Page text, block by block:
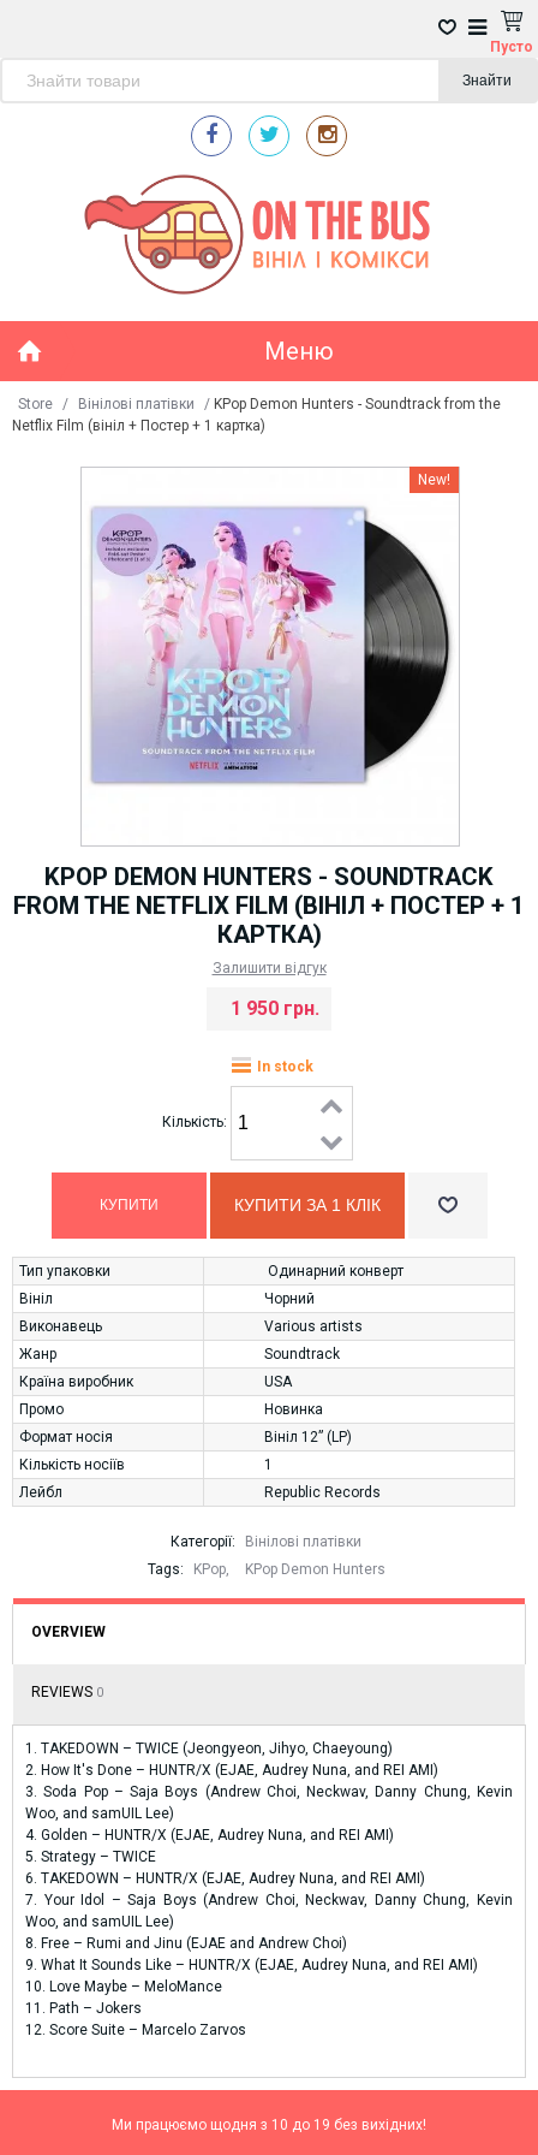
Пусто
Знайти
Меню
Store / Вінілові платівки / KPop Demon Hunters - Soundtrack from the
Netflix Film (вініл + Постер + 1 картка)
New!
KPOP DEMON HUNTERS - SOUNDTRACK
FROM THE NETFLIX FILM (ВІНІЛ + ПОСТЕР + 1
КАРТКА)
Залишити відгук
1 950 грн.
In stock
Кількість:
КУПИТИ ЗА 1 КЛIК
Тип упаковки
Одинарний конверт
Вініл
Чорний
Виконавець
Various artists
Жанр
Soundtrack
Країна виробник
USA
Промо
Новинка
Формат носія
Вініл 12” (LP)
Кількість носіїв
1
Лейбл
Republic Records
Категорії:
Вінілові платівки
Tags:
KPop, KPop Demon Hunters
OVERVIEW
REVIEWS 0
1. TAKEDOWN – TWICE (Jeongyeon, Jihyo, Chaeyoung)
2. How It's Done – HUNTR/X (EJAE, Audrey Nuna, and REI AMI)
3. Soda Pop – Saja Boys (Andrew Choi, Neckwav, Danny Chung, Kevin
Woo, and samUIL Lee)
4. Golden – HUNTR/X (EJAE, Audrey Nuna, and REI AMI)
5. Strategy – TWICE
6. TAKEDOWN – HUNTR/X (EJAE, Audrey Nuna, and REI AMI)
7. Your Idol – Saja Boys (Andrew Choi, Neckwav, Danny Chung, Kevin
Woo, and samUIL Lee)
8. Free – Rumi and Jinu (EJAE and Andrew Choi)
9. What It Sounds Like – HUNTR/X (EJAE, Audrey Nuna, and REI AMI)
10. Love Maybe – MeloMance
11. Path – Jokers
12. Score Suite – Marcelo Zarvos
Ми працюємо щодня з 10 до 19 без вихідних!